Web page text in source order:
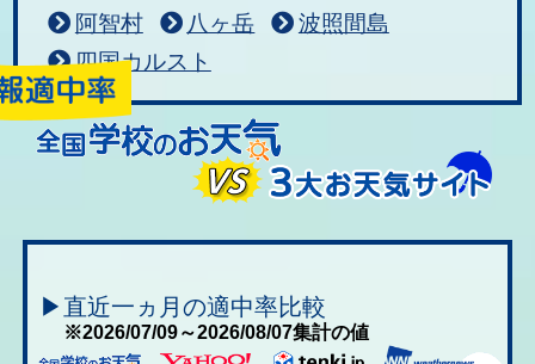
阿智村
八ヶ岳
波照間島
四国カルスト
▶直近一ヵ月の適中率比較
※2026/07/09～2026/08/07集計の値